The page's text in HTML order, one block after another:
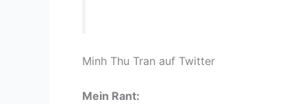
Minh Thu Tran auf Twitter
Mein Rant: